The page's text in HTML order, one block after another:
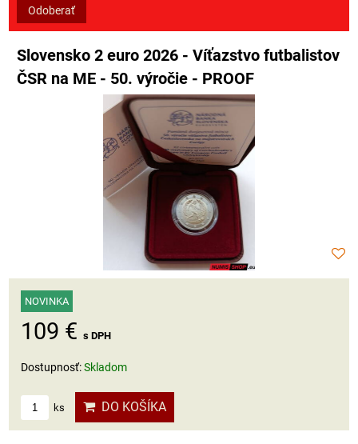
Odoberať
Slovensko 2 euro 2026 - Víťazstvo futbalistov
ČSR na ME - 50. výročie - PROOF
NOVINKA
109 € s DPH
Dostupnosť:Skladom
ks DO KOŠÍKA